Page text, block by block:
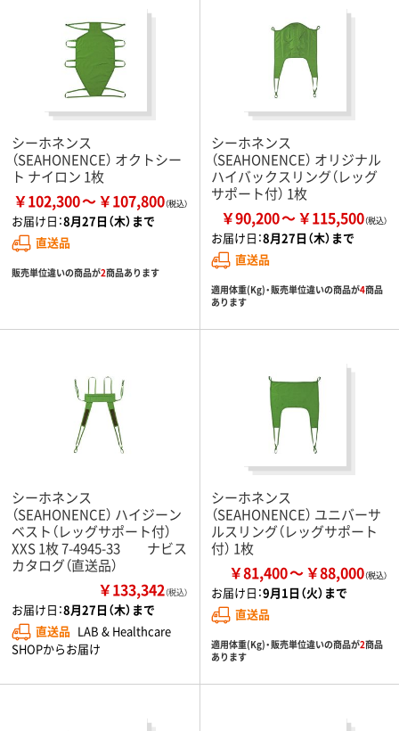
シーホネンス
（SEAHONENCE） オクトシー
ト ナイロン 1枚
￥102,300 ￥107,800
お届け日：8月27日（木）まで
直送品
販売単位違いの商品が2商品あります
シーホネンス
（SEAHONENCE） オリジナル
ハイバックスリング（レッグ
サポート付） 1枚
￥90,200 ￥115,500
お届け日：8月27日（木）まで
直送品
適用体重(Kg)・販売単位違いの商品が4商品
あります
シーホネンス
（SEAHONENCE） ハイジーン
ベスト（レッグサポート付）
XXS 1枚 7-4945-33 ナビス
カタログ（直送品）
￥133,342（税込）
お届け日：8月27日（木）まで
直送品 LAB & Healthcare
SHOPからお届け
シーホネンス
（SEAHONENCE） ユニバーサ
ルスリング（レッグサポート
付） 1枚
￥81,400 ￥88,000
お届け日：9月1日（火）まで
直送品
適用体重(Kg)・販売単位違いの商品が2商品
あります